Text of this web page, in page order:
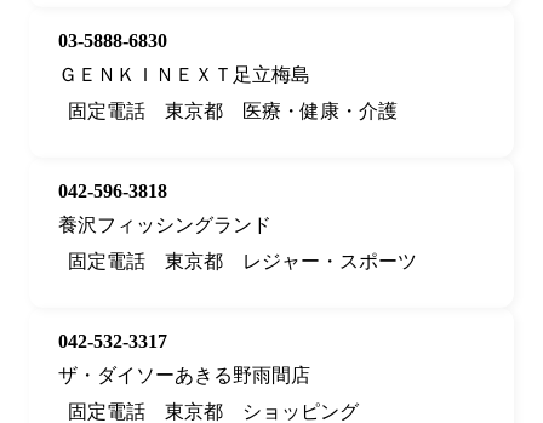
03-5888-6830
ＧＥＮＫＩＮＥＸＴ足立梅島
固定電話
東京都 医療・健康・介護
042-596-3818
養沢フィッシングランド
固定電話
東京都 レジャー・スポーツ
042-532-3317
ザ・ダイソーあきる野雨間店
固定電話
東京都 ショッピング